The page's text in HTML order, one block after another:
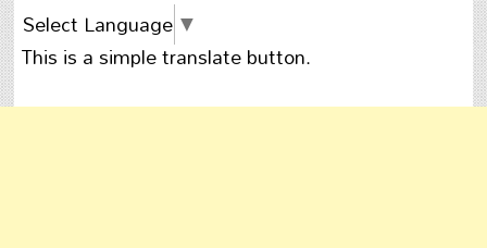
Select Language▼
This is a simple translate button.